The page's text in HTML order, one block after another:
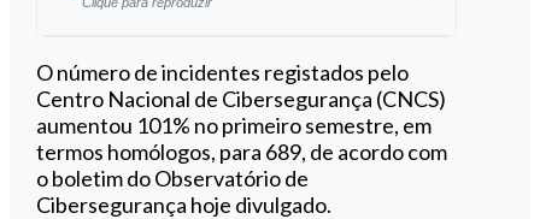
Ouvir este artigo
O número de incidentes registados pelo
Centro Nacional de Cibersegurança (CNCS)
aumentou 101% no primeiro semestre, em
termos homólogos, para 689, de acordo com
o boletim do Observatório de
Cibersegurança hoje divulgado.